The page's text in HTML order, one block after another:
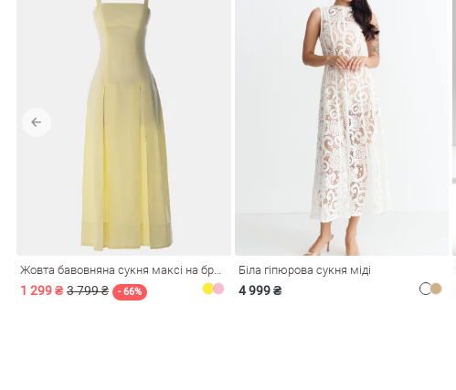
На
1 299 ₴ 3 799 ₴ - 66%
Біла гіпюрова сукня міді
4 999 ₴